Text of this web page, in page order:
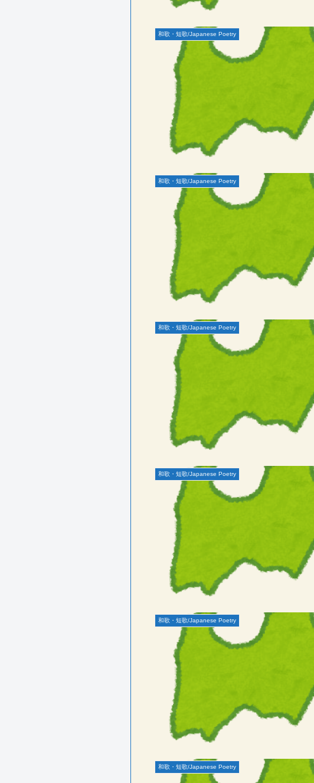
和歌・短歌/Japanese Poetry
和歌・短歌/Japanese Poetry
和歌・短歌/Japanese Poetry
和歌・短歌/Japanese Poetry
和歌・短歌/Japanese Poetry
和歌・短歌/Japanese Poetry